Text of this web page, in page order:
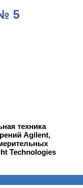
5
техника
Agilent,
Technologies